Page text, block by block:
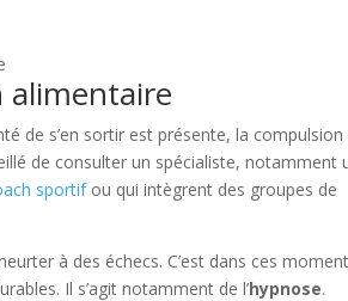
alimentaire
de s’en sortir est présente, la
de consulter un spécialiste, notamment
sportifou qui intègrent des groupes de
à des échecs. C’est dans ces
Il s’agit notamment de l’hypnose.